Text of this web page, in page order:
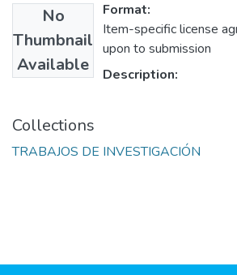
No
Thumbnail
Available
Format:
Item-specific license
upon to submission
Description:
Collections
TRABAJOS DE INVESTIGACIÓN